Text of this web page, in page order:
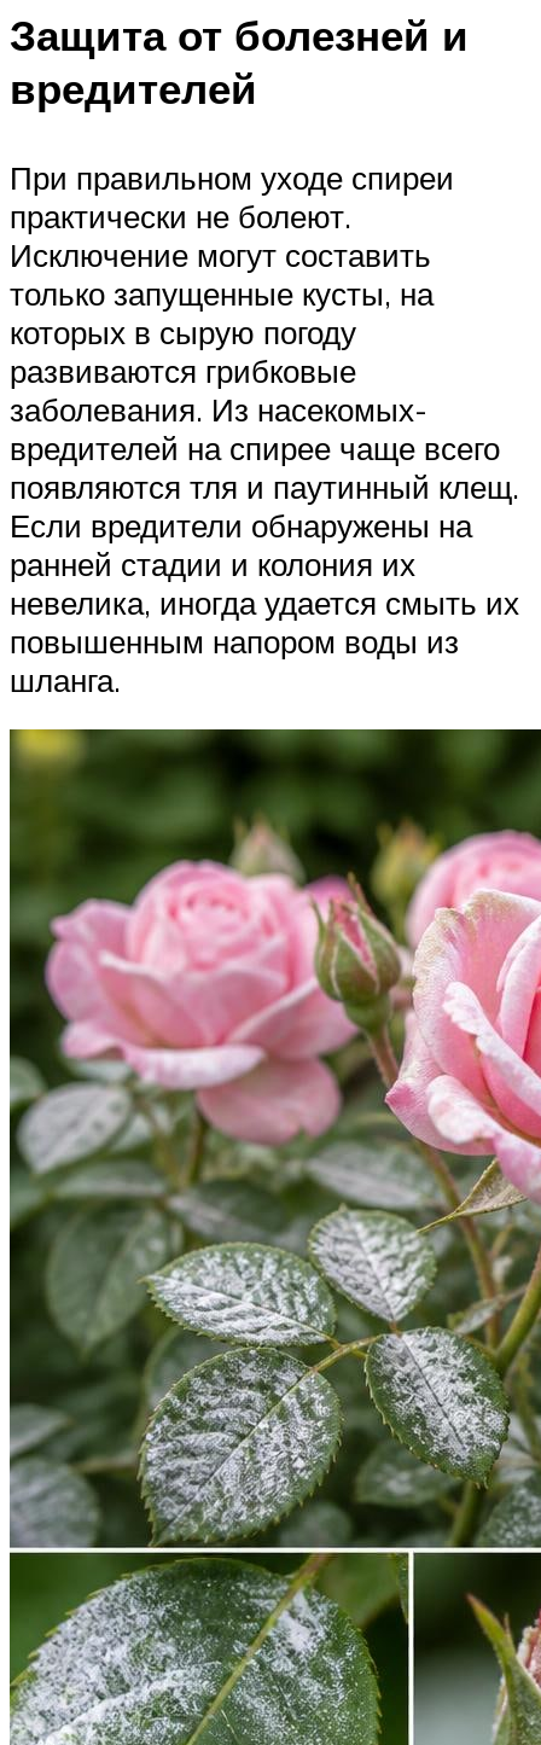
Защита от болезней и
вредителей
При правильном уходе спиреи
практически не болеют.
Исключение могут составить
только запущенные кусты, на
которых в сырую погоду
развиваются грибковые
заболевания. Из насекомых-
вредителей на спирее чаще всего
появляются тля и паутинный клещ.
Если вредители обнаружены на
ранней стадии и колония их
невелика, иногда удается смыть их
повышенным напором воды из
шланга.